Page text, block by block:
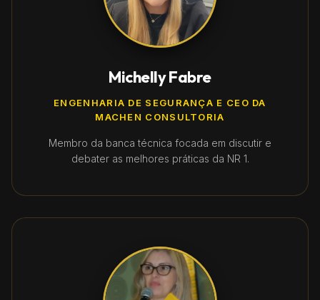
Michelly Fabre
ENGENHARIA DE SEGURANÇA E CEO DA
MACHEN CONSULTORIA
Membro da banca técnica focada em discutir e
debater as melhores práticas da NR 1.